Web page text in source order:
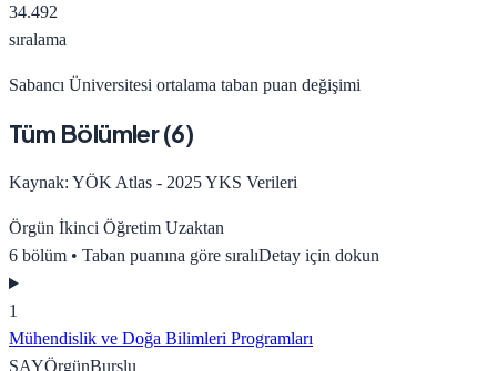
34.492
sıralama
Sabancı Üniversitesi ortalama taban puan değişimi
Tüm Bölümler (6)
Kaynak: YÖK Atlas - 2025 YKS Verileri
Örgün İkinci Öğretim Uzaktan
6 bölüm • Taban puanına göre sıralıDetay için dokun
1
Mühendislik ve Doğa Bilimleri Programları
SAYÖrgünBurslu